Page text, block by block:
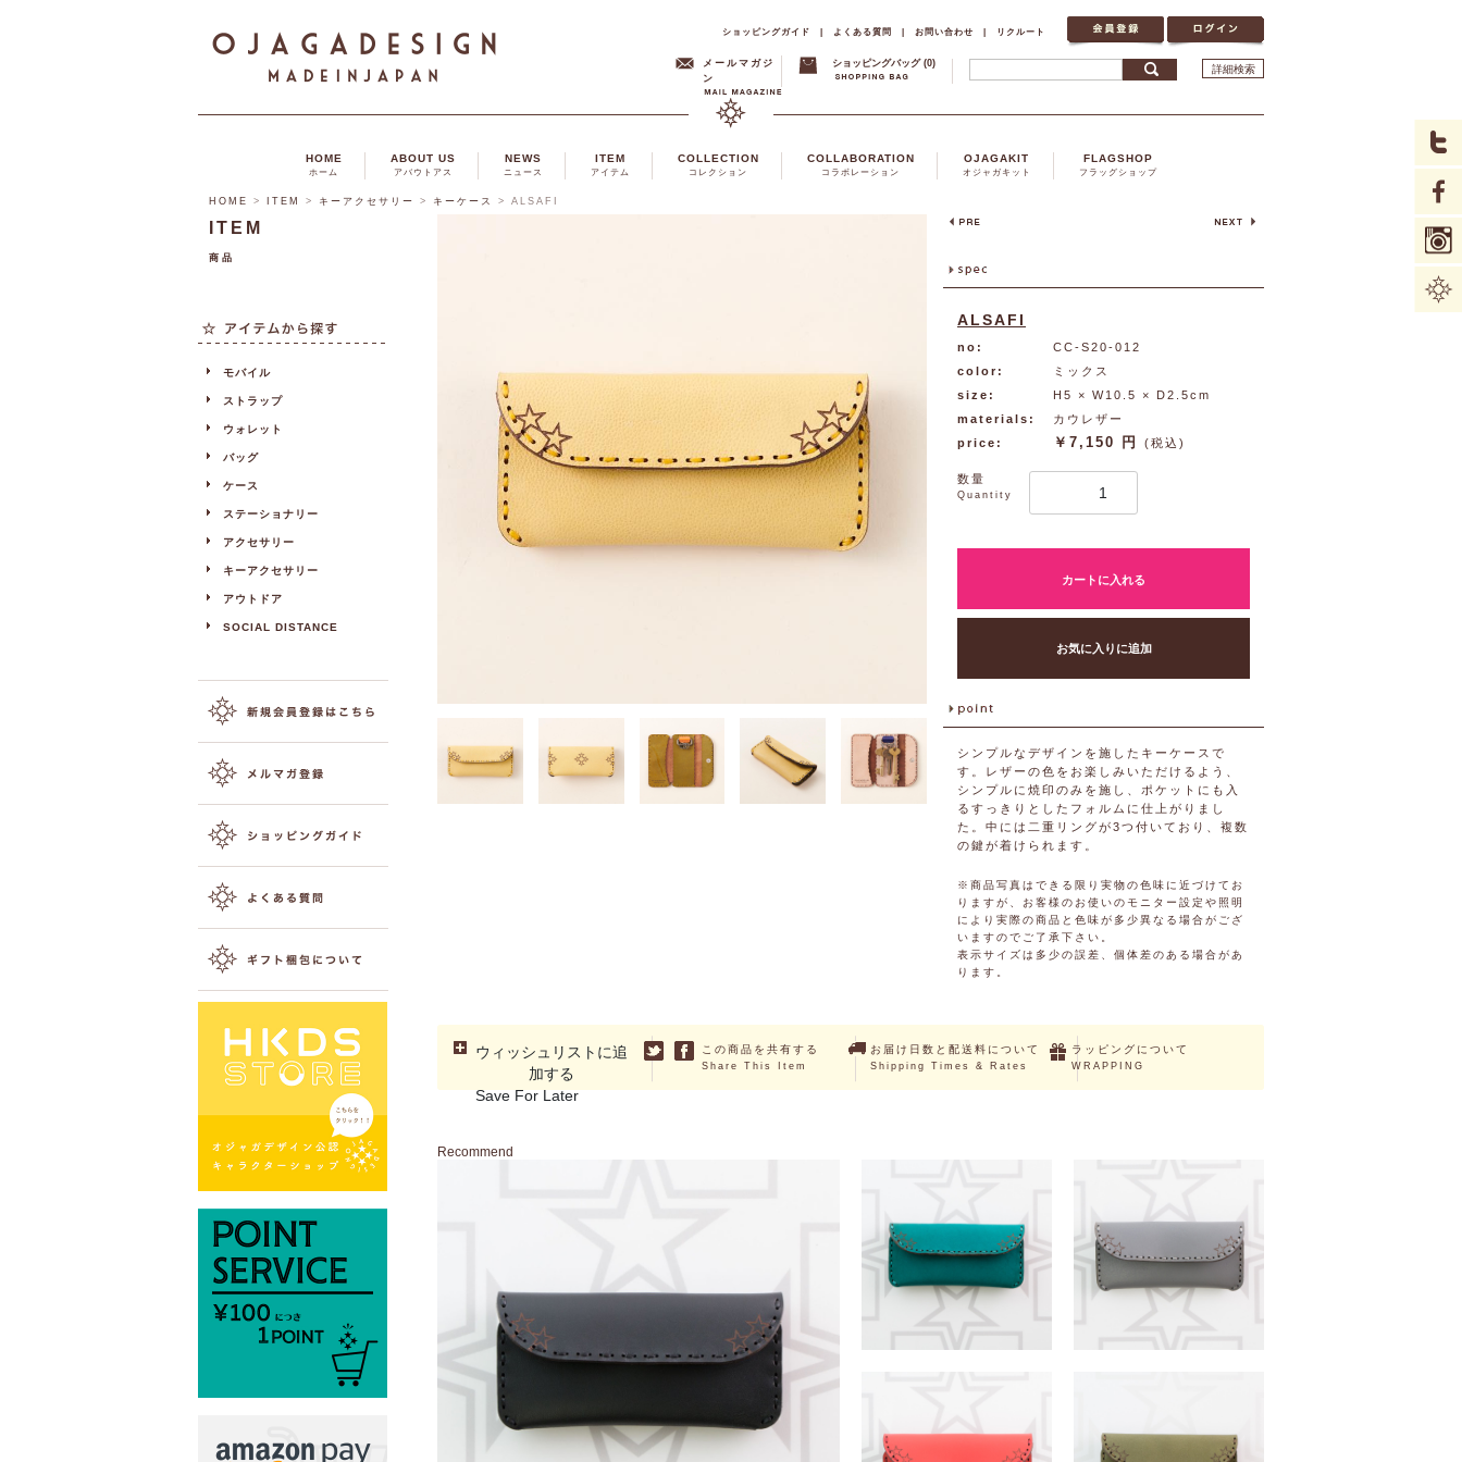
ショッピングガイド | よくある質問 | お問い合わせ | リクルート
メールマガジ
ン
ショッピングバッグ (0) 詳細検索
HOME
ホーム
ABOUT US
アバウトアス
NEWS
ニュース
ITEM
アイテム
COLLECTION
コレクション
COLLABORATION
コラボレーション
OJAGAKIT
オジャガキット
FLAGSHOP
フラッグショップ
HOME > ITEM > キーアクセサリー > キーケース > ALSAFI
ALSAFI
no:
CC-S20-012
color:
ミックス
size:
H5 × W10.5 × D2.5cm
materials:
カウレザー
price:
￥7,150 円 (税込)
数量
Quantity
カートに入れる
お気に入りに追加
シンプルなデザインを施したキーケースで
す。レザーの色をお楽しみいただけるよう、
シンプルに焼印のみを施し、ポケットにも入
るすっきりとしたフォルムに仕上がりまし
た。中には二重リングが3つ付いており、複数
の鍵が着けられます。
※商品写真はできる限り実物の色味に近づけてお
りますが、お客様のお使いのモニター設定や照明
により実際の商品と色味が多少異なる場合がござ
いますのでご了承下さい。
表示サイズは多少の誤差、個体差のある場合があ
ります。
ウィッシュリストに追
加する
Save For Later
この商品を共有する
Share This Item
お届け日数と配送料について
Shipping Times & Rates
ラッピングについて
WRAPPING
Recommend
ITEM
商品
モバイル
ストラップ
ウォレット
バッグ
ケース
ステーショナリー
アクセサリー
キーアクセサリー
アウトドア
SOCIAL DISTANCE